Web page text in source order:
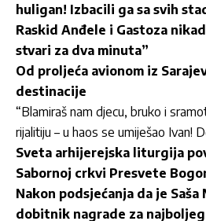
huligan! Izbacili ga sa svih
Raskid Anđele i Gastoza
stvari za dva minuta”
Od proljeća avionom iz
destinacije
“Blamiraš nam djecu, bruko i
rijalitiju – u haos se umiješao Ivan!
Sveta arhijerejska liturgija
Sabornoj crkvi Presvete
Nakon podsjećanja da je
dobitnik nagrade za najboljeg